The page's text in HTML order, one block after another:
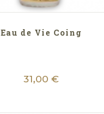
Eau de Vie Coing
31,00 €